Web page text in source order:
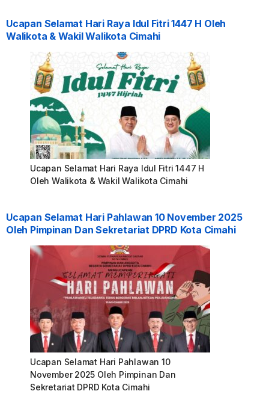
Ucapan Selamat Hari Raya Idul Fitri 1447 H Oleh
Walikota & Wakil Walikota Cimahi
Ucapan Selamat Hari Raya Idul Fitri 1447 H
Oleh Walikota & Wakil Walikota Cimahi
Ucapan Selamat Hari Pahlawan 10 November 2025
Oleh Pimpinan Dan Sekretariat DPRD Kota Cimahi
Ucapan Selamat Hari Pahlawan 10
November 2025 Oleh Pimpinan Dan
Sekretariat DPRD Kota Cimahi